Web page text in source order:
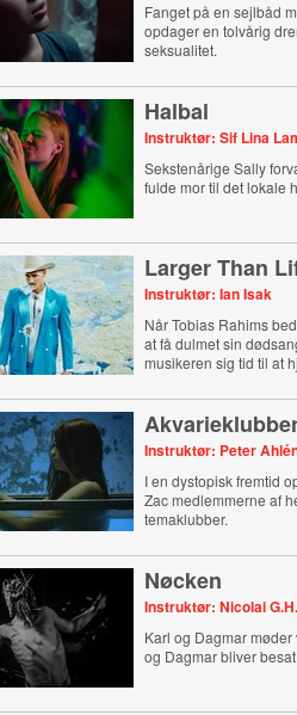
Fanget på en sejlbåd
opdager en tolvårig
seksualitet.
Halbal
Instruktør: Sif Lina
Sekstenårige Sally
fulde mor til det lokale
Larger Than
Instruktør: Ian Isak
Når Tobias Rahims
at få dulmet sin
musikeren sig tid til at
Instruktør: Peter
I en dystopisk fremtid
Zac medlemmerne af
temaklubber.
Nøcken
Instruktør: Nicolai
Karl og Dagmar
og Dagmar bliver